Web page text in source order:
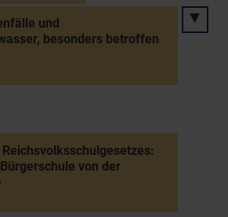
und
besonders betroffen
von der